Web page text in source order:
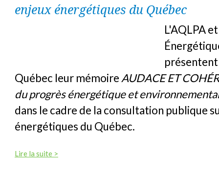
enjeux énergétiques du Québec
L'AQLPA
présentent
Québec leur mémoire AUDACE ET
du progrès énergétique et
dans le cadre de la consultation publique
énergétiques du Québec.
Lire la suite >